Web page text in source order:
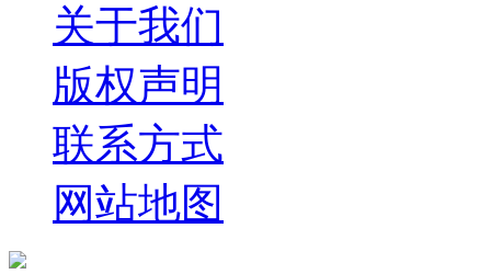
关于我们
版权声明
联系方式
网站地图